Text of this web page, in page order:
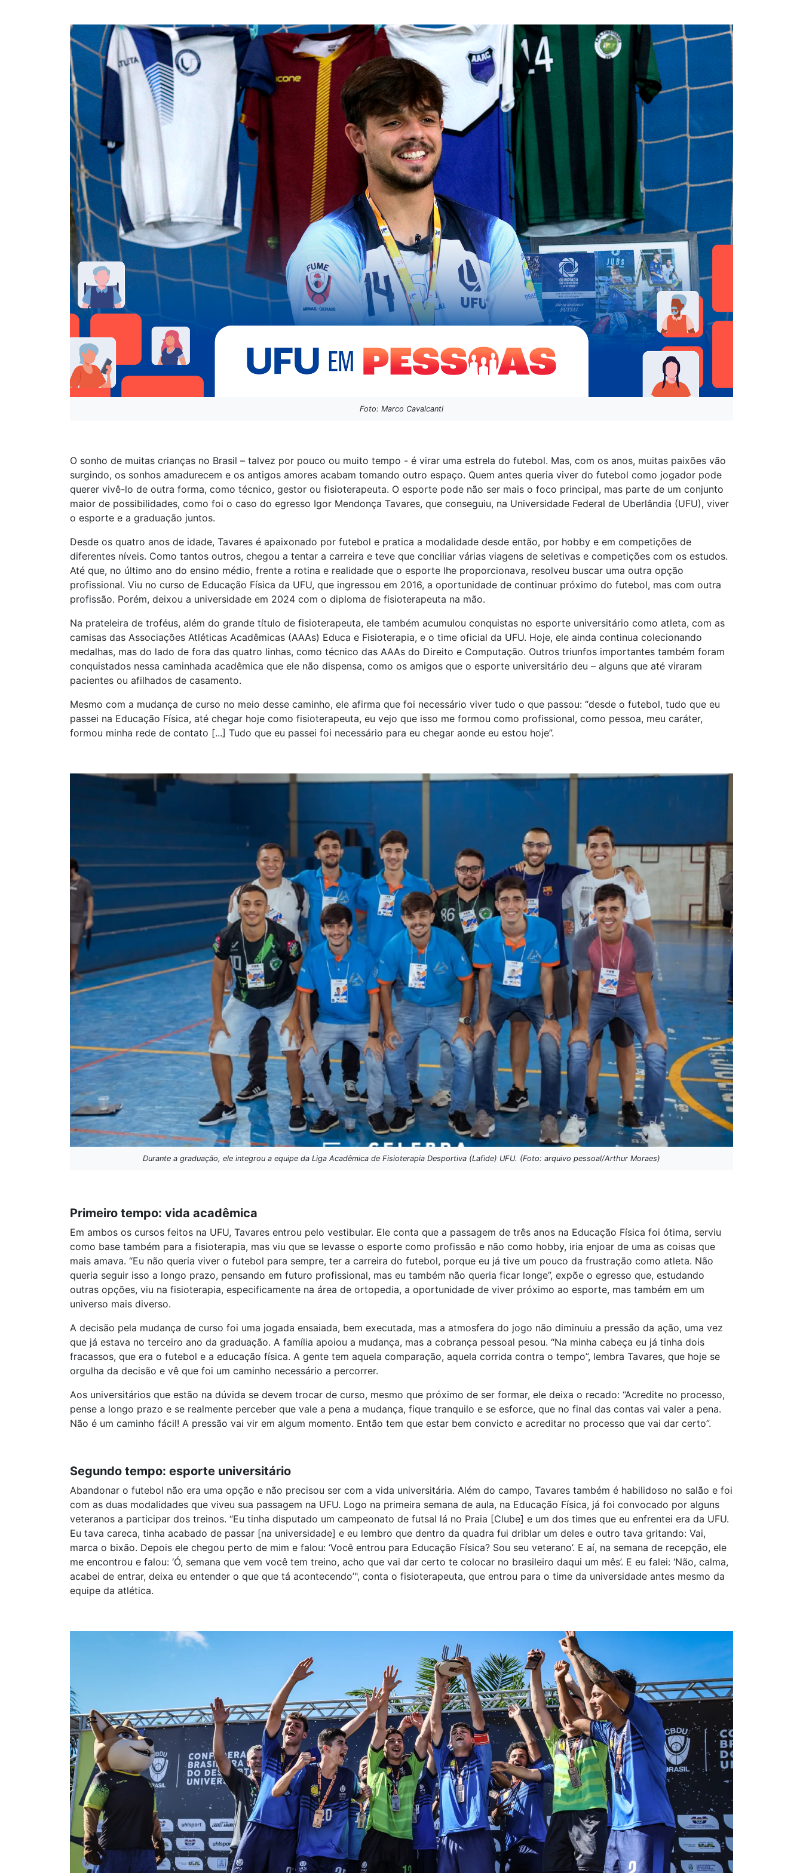
Foto: Marco Cavalcanti
O sonho de muitas crianças no Brasil – talvez por pouco ou muito tempo - é virar uma estrela do futebol. Mas, com os anos, muitas paixões vão
surgindo, os sonhos amadurecem e os antigos amores acabam tomando outro espaço. Quem antes queria viver do futebol como jogador pode
querer vivê-lo de outra forma, como técnico, gestor ou fisioterapeuta. O esporte pode não ser mais o foco principal, mas parte de um conjunto
maior de possibilidades, como foi o caso do egresso Igor Mendonça Tavares, que conseguiu, na Universidade Federal de Uberlândia (UFU), viver
o esporte e a graduação juntos.
Desde os quatro anos de idade, Tavares é apaixonado por futebol e pratica a modalidade desde então, por hobby e em competições de
diferentes níveis. Como tantos outros, chegou a tentar a carreira e teve que conciliar várias viagens de seletivas e competições com os estudos.
Até que, no último ano do ensino médio, frente a rotina e realidade que o esporte lhe proporcionava, resolveu buscar uma outra opção
profissional. Viu no curso de Educação Física da UFU, que ingressou em 2016, a oportunidade de continuar próximo do futebol, mas com outra
profissão. Porém, deixou a universidade em 2024 com o diploma de fisioterapeuta na mão.
Na prateleira de troféus, além do grande título de fisioterapeuta, ele também acumulou conquistas no esporte universitário como atleta, com as
camisas das Associações Atléticas Acadêmicas (AAAs) Educa e Fisioterapia, e o time oficial da UFU. Hoje, ele ainda continua colecionando
medalhas, mas do lado de fora das quatro linhas, como técnico das AAAs do Direito e Computação. Outros triunfos importantes também foram
conquistados nessa caminhada acadêmica que ele não dispensa, como os amigos que o esporte universitário deu – alguns que até viraram
pacientes ou afilhados de casamento.
Mesmo com a mudança de curso no meio desse caminho, ele afirma que foi necessário viver tudo o que passou: “desde o futebol, tudo que eu
passei na Educação Física, até chegar hoje como fisioterapeuta, eu vejo que isso me formou como profissional, como pessoa, meu caráter,
formou minha rede de contato [...] Tudo que eu passei foi necessário para eu chegar aonde eu estou hoje”.
Durante a graduação, ele integrou a equipe da Liga Acadêmica de Fisioterapia Desportiva (Lafide) UFU. (Foto: arquivo pessoal/Arthur Moraes)
Primeiro tempo: vida acadêmica
Em ambos os cursos feitos na UFU, Tavares entrou pelo vestibular. Ele conta que a passagem de três anos na Educação Física foi ótima, serviu
como base também para a fisioterapia, mas viu que se levasse o esporte como profissão e não como hobby, iria enjoar de uma as coisas que
mais amava. “Eu não queria viver o futebol para sempre, ter a carreira do futebol, porque eu já tive um pouco da frustração como atleta. Não
queria seguir isso a longo prazo, pensando em futuro profissional, mas eu também não queria ficar longe”, expõe o egresso que, estudando
outras opções, viu na fisioterapia, especificamente na área de ortopedia, a oportunidade de viver próximo ao esporte, mas também em um
universo mais diverso.
A decisão pela mudança de curso foi uma jogada ensaiada, bem executada, mas a atmosfera do jogo não diminuiu a pressão da ação, uma vez
que já estava no terceiro ano da graduação. A família apoiou a mudança, mas a cobrança pessoal pesou. “Na minha cabeça eu já tinha dois
fracassos, que era o futebol e a educação física. A gente tem aquela comparação, aquela corrida contra o tempo”, lembra Tavares, que hoje se
orgulha da decisão e vê que foi um caminho necessário a percorrer.
Aos universitários que estão na dúvida se devem trocar de curso, mesmo que próximo de ser formar, ele deixa o recado: “Acredite no processo,
pense a longo prazo e se realmente perceber que vale a pena a mudança, fique tranquilo e se esforce, que no final das contas vai valer a pena.
Não é um caminho fácil! A pressão vai vir em algum momento. Então tem que estar bem convicto e acreditar no processo que vai dar certo”.
Segundo tempo: esporte universitário
Abandonar o futebol não era uma opção e não precisou ser com a vida universitária. Além do campo, Tavares também é habilidoso no salão e foi
com as duas modalidades que viveu sua passagem na UFU. Logo na primeira semana de aula, na Educação Física, já foi convocado por alguns
veteranos a participar dos treinos. “Eu tinha disputado um campeonato de futsal lá no Praia [Clube] e um dos times que eu enfrentei era da UFU.
Eu tava careca, tinha acabado de passar [na universidade] e eu lembro que dentro da quadra fui driblar um deles e outro tava gritando: Vai,
marca o bixão. Depois ele chegou perto de mim e falou: ‘Você entrou para Educação Física? Sou seu veterano’. E aí, na semana de recepção, ele
me encontrou e falou: ‘Ó, semana que vem você tem treino, acho que vai dar certo te colocar no brasileiro daqui um mês’. E eu falei: ‘Não, calma,
acabei de entrar, deixa eu entender o que que tá acontecendo’", conta o fisioterapeuta, que entrou para o time da universidade antes mesmo da
equipe da atlética.